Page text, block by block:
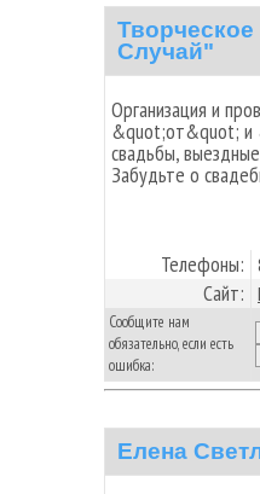
Случай"
Организация и
&quot;от&quot; и
свадьбы,
Забудьте о
Телефоны:
Сайт:
Сообщите нам
обязательно, если есть
ошибка:
Елена